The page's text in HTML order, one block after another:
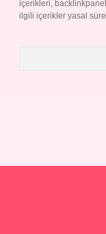
içerikleri,
ilgili içerikler yasal süre